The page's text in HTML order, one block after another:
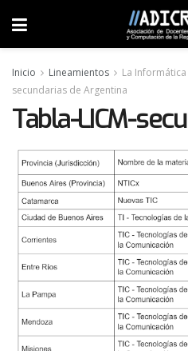
Inicio Lineamientos
La
secundarias de Argentina
Tabla-LICM-secu